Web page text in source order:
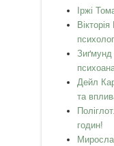
Іржі
Дейл
та
годин!